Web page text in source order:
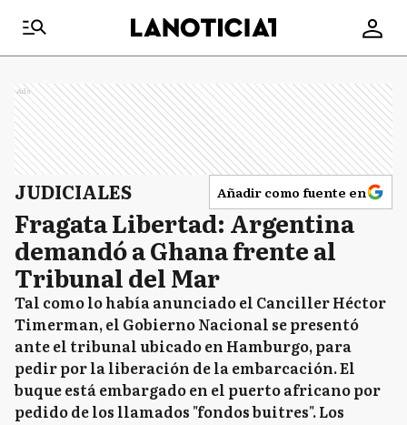
Ads
JUDICIALES Añadir como fuente en
Fragata Libertad: Argentina
demandó a Ghana frente al
Tribunal del Mar
Tal como lo había anunciado el Canciller Héctor
Timerman, el Gobierno Nacional se presentó
ante el tribunal ubicado en Hamburgo, para
pedir por la liberación de la embarcación. El
buque está embargado en el puerto africano por
pedido de los llamados "fondos buitres". Los